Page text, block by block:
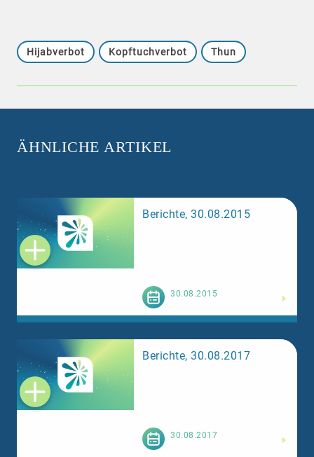
Hijabverbot Kopftuchverbot Thun
ÄHNLICHE ARTIKEL
Berichte, 30.08.2015
30.08.2015
Berichte, 30.08.2017
30.08.2017